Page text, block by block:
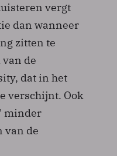
vergt
dan wanneer
zitten te
de
dat in het
verschijnt. Ook
minder
van de